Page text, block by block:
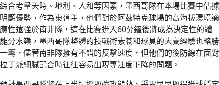
綜合考量天時、地利、人和等因素，墨西哥隊在本場比賽中佔據
明顯優勢，作為東道主，他們對於阿茲特克球場的高海拔環境適
應性遠強於南非隊，這在比賽進入60分鐘後將成為決定性的體
能分水嶺，墨西哥隊整體的技戰術素養和球員的大賽經驗也略勝
一籌，儘管南非隊擁有不錯的反擊速度，但他們的後防線在面對
拉丁派細膩配合時往往容易出現專注度下降的問題。